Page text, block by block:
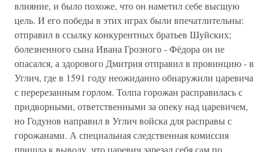
влияние, и было похоже, что он наметил себе высшую
цель. И его победы в этих играх были впечатлительны:
отправил в ссылку конкурентных братьев Шуйских;
болезненного сына Ивана Грозного - Фёдора он не
опасался, а здорового Дмитрия отправил в провинцию - в
Углич, где в 1591 году неожиданно обнаружили царевича
с перерезанным горлом. Толпа горожан расправилась с
придворными, ответственными за опеку над царевичем,
но Годунов направил в Углич войска для расправы с
горожанами. А специальная следственная комиссия
пришла к выводу, что царевич зарезал себя сам по